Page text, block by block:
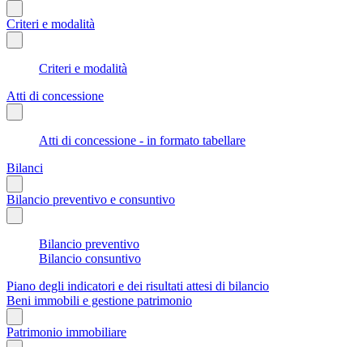
Criteri e modalità
Criteri e modalità
Atti di concessione
Atti di concessione - in formato tabellare
Bilanci
Bilancio preventivo e consuntivo
Bilancio preventivo
Bilancio consuntivo
Piano degli indicatori e dei risultati attesi di bilancio
Beni immobili e gestione patrimonio
Patrimonio immobiliare